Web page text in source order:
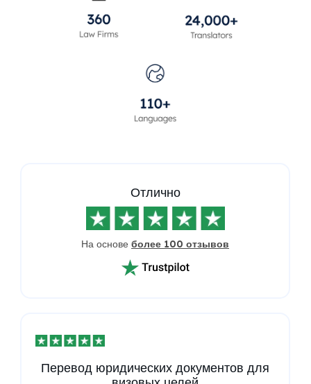
Отлично
На основе более 100 отзывов
Перевод юридических документов для